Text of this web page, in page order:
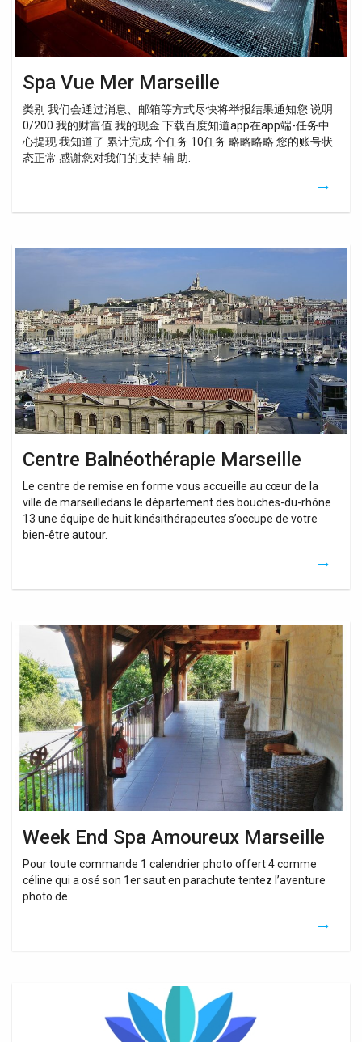
Spa Vue Mer Marseille
类别 我们会通过消息、邮箱等方式尽快将举报结果通知您 说明
0/200 我的财富值 我的现金 下载百度知道app在app端-任务中
心提现 我知道了 累计完成 个任务 10任务 略略略略 您的账号状
态正常 感谢您对我们的支持 辅 助.
Centre Balnéothérapie Marseille
Le centre de remise en forme vous accueille au cœur de la
ville de marseilledans le département des bouches-du-rhône
13 une équipe de huit kinésithérapeutes s’occupe de votre
bien-être autour.
Centre
Week End Spa Amoureux Marseille
Pour toute commande 1 calendrier photo offert 4 comme
céline qui a osé son 1er saut en parachute tentez l’aventure
photo de.
Week
Spa
Amoureux
Marseille